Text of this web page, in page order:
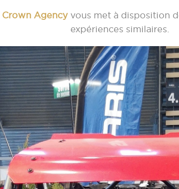
Crown Agencyvous met à disposition
expériences similaires.